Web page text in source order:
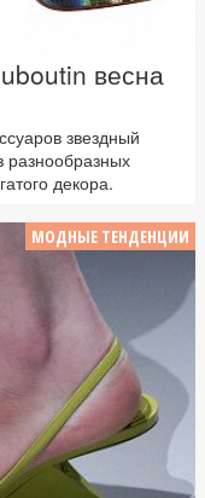
весна
звездный
разнообразных
декора.
МОДНЫЕ ТЕНДЕНЦИИ